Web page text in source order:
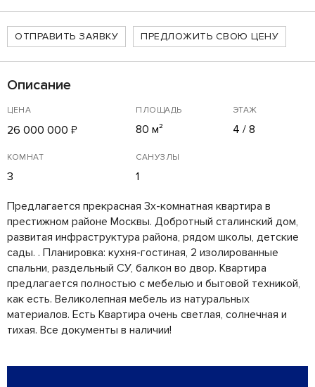
ОТПРАВИТЬ ЗАЯВКУ ПРЕДЛОЖИТЬ СВОЮ ЦЕНУ
Описание
ЦЕНА
26 000 000 ₽
ПЛОЩАДЬ
80 м²
ЭТАЖ
4 / 8
КОМНАТ
3
САНУЗЛЫ
1
Предлагается прекрасная 3х-комнатная квартира в
престижном районе Москвы. Добротный сталинский дом,
развитая инфраструктура района, рядом школы, детские
сады. . Планировка: кухня-гостиная, 2 изолированные
спальни, раздельный СУ, балкон во двор. Квартира
предлагается полностью с мебелью и бытовой техникой,
как есть. Великолепная мебель из натуральных
материалов. Есть Квартира очень светлая, солнечная и
тихая. Все документы в наличии!